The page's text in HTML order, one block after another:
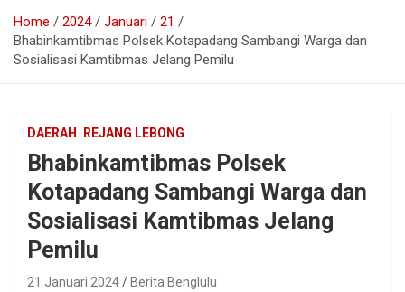
Home 2024 Januari
21
Bhabinkamtibmas Polsek Kotapadang Sambangi Warga dan
Sosialisasi Kamtibmas Jelang Pemilu
DAERAH REJANG LEBONG
Bhabinkamtibmas Polsek
Kotapadang Sambangi Warga dan
Sosialisasi Kamtibmas Jelang
Pemilu
21 Januari 2024 Berita Benglulu